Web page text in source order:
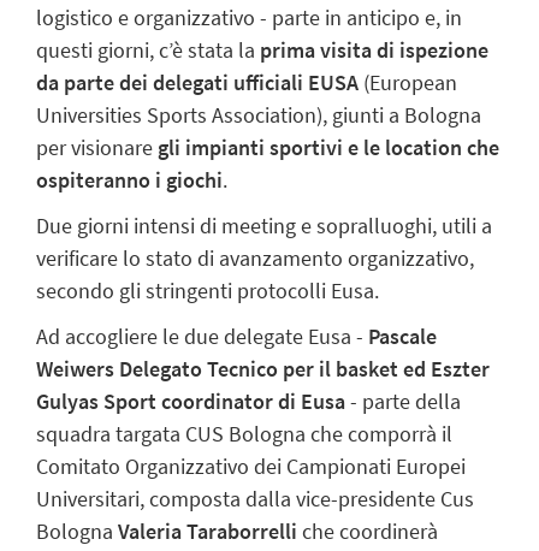
logistico e organizzativo - parte in anticipo e, in
questi giorni, c’è stata la prima visita di ispezione
da parte dei delegati ufficiali EUSA (European
Universities Sports Association), giunti a Bologna
per visionare gli impianti sportivi e le location che
ospiteranno i giochi.
Due giorni intensi di meeting e sopralluoghi, utili a
verificare lo stato di avanzamento organizzativo,
secondo gli stringenti protocolli Eusa.
Ad accogliere le due delegate Eusa - Pascale
Weiwers Delegato Tecnico per il basket ed Eszter
Gulyas Sport coordinator di Eusa- parte della
squadra targata CUS Bologna che comporrà il
Comitato Organizzativo dei Campionati Europei
Universitari, composta dalla vice-presidente Cus
Bologna Valeria Taraborrelli che coordinerà